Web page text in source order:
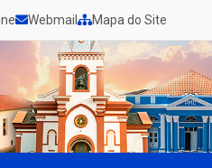
Webmail Mapa do Site